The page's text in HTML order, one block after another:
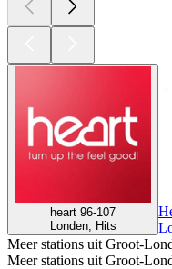
heart 96-107
Londen, Hits
Meer stations uit Groot-
Meer stations uit Groot-